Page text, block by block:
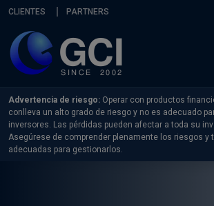
Skip navigation
CLIENTES PARTNERS
Advertencia de riesgo: Operar con productos
conlleva un alto grado de riesgo y no es adecuado
inversores. Las pérdidas pueden afectar a toda su
Asegúrese de comprender plenamente los riesgos y
adecuadas para gestionarlos.